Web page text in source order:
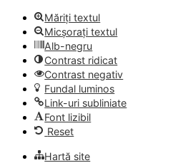
Măriți textul
Micșorați textul
Alb-negru
Contrast ridicat
Contrast negativ
Fundal luminos
Link-uri subliniate
Font lizibil
Reset
Hartă site